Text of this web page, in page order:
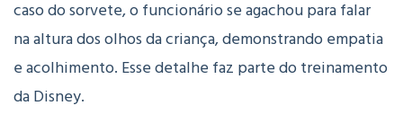
caso do sorvete, o funcionário se agachou para falar
na altura dos olhos da criança, demonstrando empatia
e acolhimento. Esse detalhe faz parte do treinamento
da Disney.